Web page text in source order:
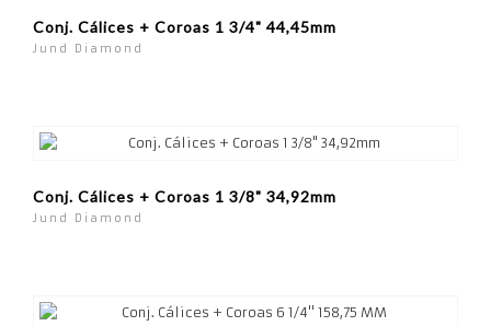
Conj. Cálices + Coroas 1 3/4" 44,45mm
Jund Diamond
Conj. Cálices + Coroas 1 3/8" 34,92mm
Jund Diamond